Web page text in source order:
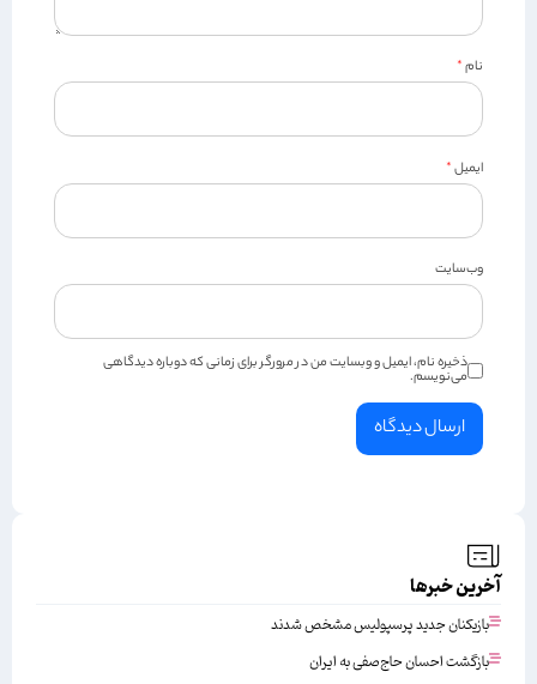
نام*
ایمیل*
وب‌سایت
ذخیره نام، ایمیل و وبسایت من در مرورگر برای زمانی که دوباره دیدگاهی
می‌نویسم.
آخرین خبرها
بازیکنان جدید پرسپولیس مشخص شدند
بازگشت احسان حاج‌صفی به ایران